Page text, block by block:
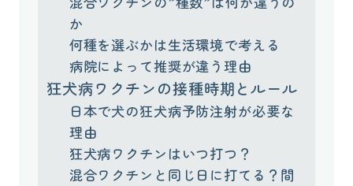
か
何種を選ぶかは生活環境で考える
病院によって推奨が違う理由
狂犬病ワクチンの接種時期とルール
日本で犬の狂犬病予防注射が必要な
理由
狂犬病ワクチンはいつ打つ？
混合ワクチンと同じ日に打てる？間